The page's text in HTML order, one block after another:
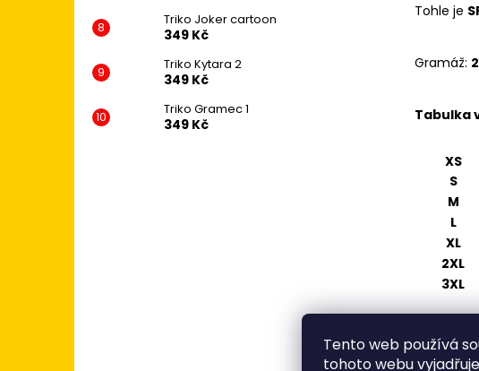
Tento web používá
tohoto webu
Triko Joker cartoon
349 Kč
Triko Kytara 2
349 Kč
Triko Gramec 1
349 Kč
Tohle je
Gramáž:
Tabulka
XS
S
M
L
XL
2XL
3XL